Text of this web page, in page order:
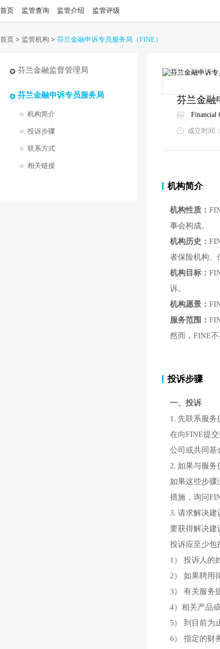
首页 监管查询 监管介绍 监管评级
首页 > 监管机构 > 芬兰金融申诉专员服务局 （FINE）
芬兰金融监督管理局
芬兰金融申诉专员服务局
机构简介
投诉步骤
联系方式
相关链接
芬兰金融
Financial
成立时间
机构简介
机构性质：
事会构成。
机构历史：
者保险机构、
机构目标：
诉。
机构愿景：
服务范围：
然而，FINE
投诉步骤
一、投诉
1. 先联系服务
在向FINE提
公司或共同基
2. 如果与服
如果这些步骤
措施，询问
3. 请求解决建
要获得解决建
投诉应至少包
1） 投诉人的
2） 如果聘用
3） 有关服务
4）相关产品
5） 到目前为
6） 指定的财